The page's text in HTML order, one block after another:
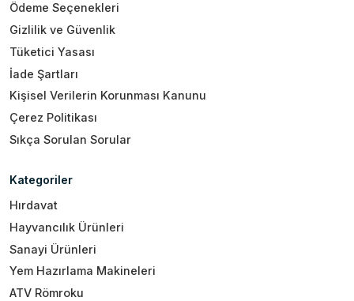
Ödeme Seçenekleri
Gizlilik ve Güvenlik
Tüketici Yasası
İade Şartları
Kişisel Verilerin Korunması Kanunu
Çerez Politikası
Sıkça Sorulan Sorular
Kategoriler
Hırdavat
Hayvancılık Ürünleri
Sanayi Ürünleri
Yem Hazırlama Makineleri
ATV Römroku